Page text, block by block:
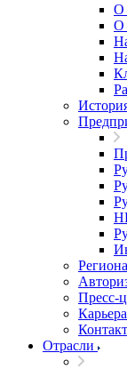
О
О
Пресс-
Отрасли